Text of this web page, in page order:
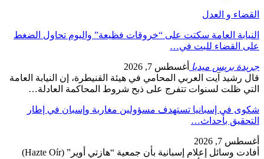
القضاء و العدل
النيابة العامة سكتت على “خروقات فظيعة” واليوم تحاول الضغط
على القضاء للبت في…
جريدة بريس ميديا أغسطس 7, 2026
قال رشيد آيت العربي المحامي في هيئة القنيطرة، إن النيابة العامة
التي ظلت لسنوات تتفرج على ذبح شروط المحاكمة العادلة…
شكوى في إسبانيا تستهدف مسؤولين مغاربة وإسبان في إطار
التحقيق بأحداث…
أغسطس 7, 2026
أفادت وسائل إعلام إسبانية بأن جمعية “هازتي أوير” (Hazte Oír)